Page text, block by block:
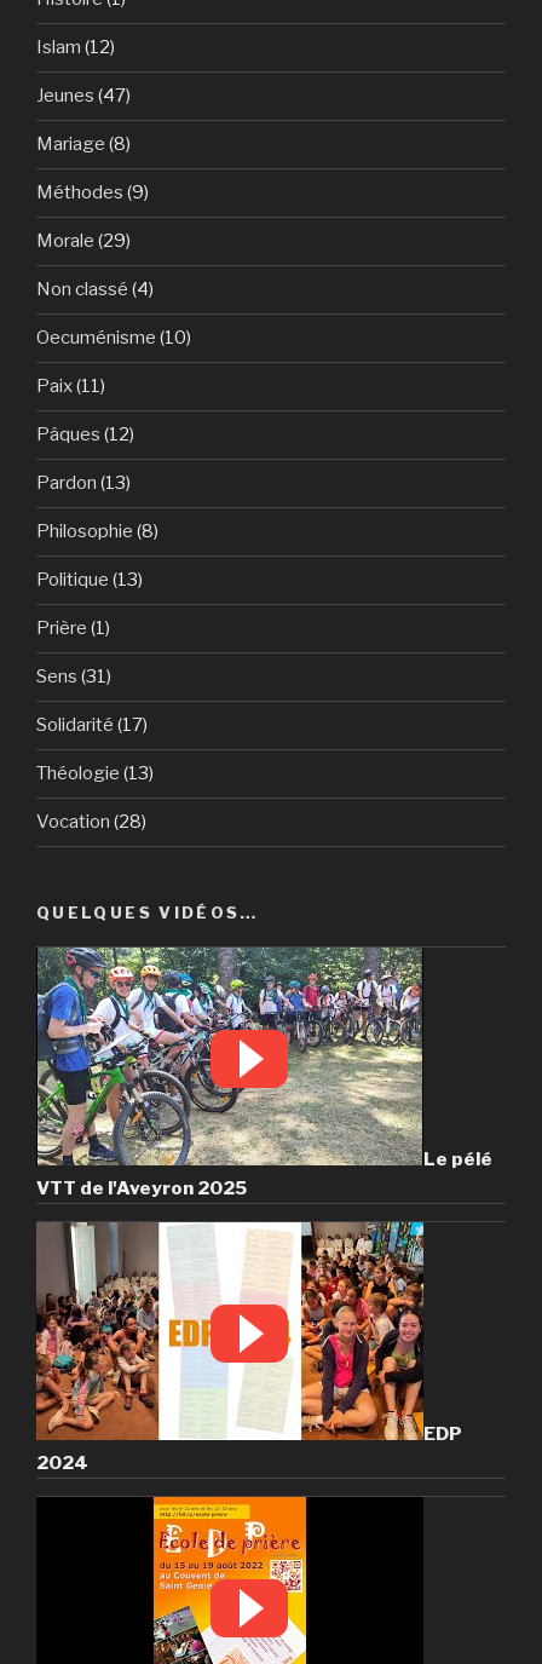
Islam (12)
Jeunes (47)
Mariage (8)
Méthodes (9)
Morale (29)
Non classé (4)
Oecuménisme (10)
Paix(11)
Pâques (12)
Pardon (13)
Philosophie (8)
Politique (13)
Prière (1)
Sens (31)
Solidarité (17)
Théologie (13)
Vocation (28)
QUELQUES VIDÉOS…
Le pélé
VTT de l'Aveyron 2025
EDP
2024